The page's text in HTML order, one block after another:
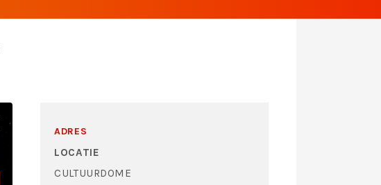
ADRES
LOCATIE
CULTUURDOME